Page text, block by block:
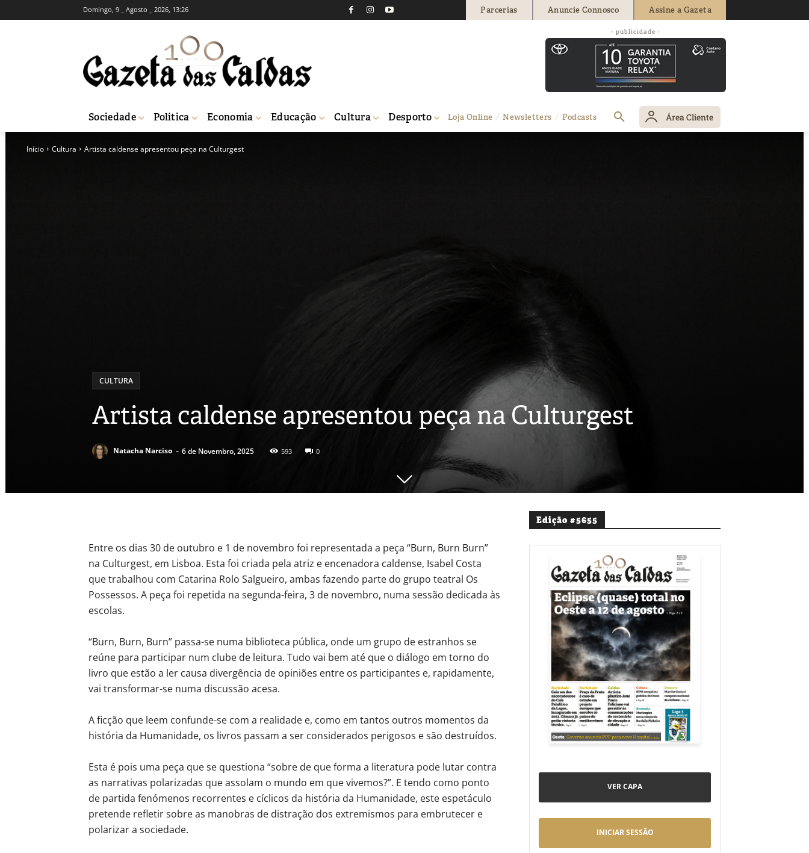
Domingo, 9 _ Agosto _ 2026, 13:26 Parcerias Anuncie Connosco Assine a Gazeta
- publicidade -
Sociedade Política Economia Educação Cultura Desporto Loja Online Newsletters Podcasts Área Cliente
Início Cultura Artista caldense apresentou peça na Culturgest
CULTURA
Artista caldense apresentou peça na Culturgest
Natacha Narciso - 6 de Novembro, 2025 593 0
Entre os dias 30 de outubro e 1 de novembro foi representada a peça “Burn, Burn Burn”
na Culturgest, em Lisboa. Esta foi criada pela atriz e encenadora caldense, Isabel Costa
que trabalhou com Catarina Rolo Salgueiro, ambas fazendo parte do grupo teatral Os
Possessos. A peça foi repetida na segunda-feira, 3 de novembro, numa sessão dedicada às
escolas.
“Burn, Burn, Burn” passa-se numa biblioteca pública, onde um grupo de estranhos se
reúne para participar num clube de leitura. Tudo vai bem até que o diálogo em torno do
livro que estão a ler causa divergência de opiniões entre os participantes e, rapidamente,
vai transformar-se numa discussão acesa.
A ficção que leem confunde-se com a realidade e, como em tantos outros momentos da
história da Humanidade, os livros passam a ser considerados perigosos e são destruídos.
Esta é pois uma peça que se questiona “sobre de que forma a literatura pode lutar contra
as narrativas polarizadas que assolam o mundo em que vivemos?”. E tendo como ponto
de partida fenómenos recorrentes e cíclicos da história da Humanidade, este espetáculo
pretende refletir sobre as manobras de distração dos extremismos para embrutecer e
polarizar a sociedade.
Edição #5655
VER CAPA
INICIAR SESSÃO